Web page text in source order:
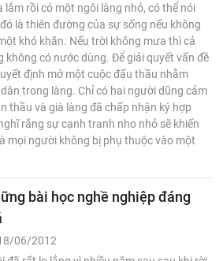
lắm rồi có một ngôi làng nhỏ, có thể nói
là thiên đường của sự sống nếu không
khó khăn. Nếu trời không mưa thì cả
không có nước dùng. Để giải quyết vấn đề
định mở một cuộc đấu thầu nhằm
trong làng. Chỉ có hai người dũng cảm
thầu và già làng đã chấp nhận ký hợp
rằng sự cạnh tranh nho nhỏ sẽ khiến
mọi người không bị phụ thuộc vào một
bài học nghề nghiệp đáng
06/2012